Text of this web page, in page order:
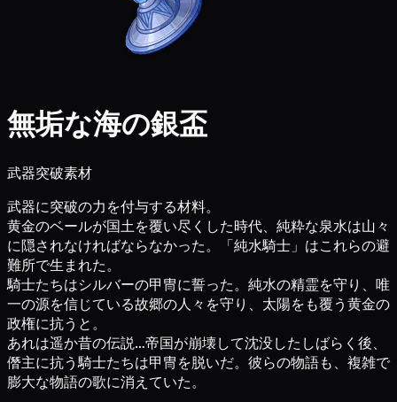
無垢な海の銀盃
武器突破素材
武器に突破の力を付与する材料。
黄金のベールが国土を覆い尽くした時代、純粋な泉水は山々
に隠されなければならなかった。「純水騎士」はこれらの避
難所で生まれた。
騎士たちはシルバーの甲冑に誓った。純水の精霊を守り、唯
一の源を信じている故郷の人々を守り、太陽をも覆う黄金の
政権に抗うと。
あれは遥か昔の伝説…帝国が崩壊して沈没したしばらく後、
僭主に抗う騎士たちは甲冑を脱いだ。彼らの物語も、複雑で
膨大な物語の歌に消えていた。